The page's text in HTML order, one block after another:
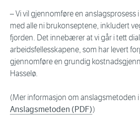
– Vi vil gjennomføre en anslagsprosess
med alle ni brukonseptene, inkludert
fjorden. Det innebærer at vi går i tett
arbeidsfellesskapene, som har levert
gjennomføre en grundig
Hasselø.
(Mer informasjon om anslagsmetoden i
Anslagsmetoden (PDF))